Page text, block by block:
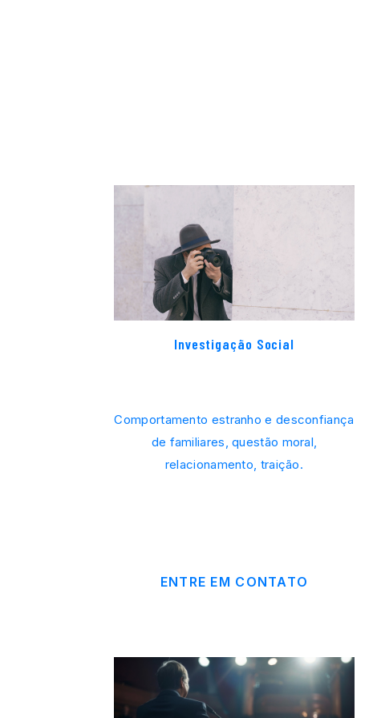
Investigação Social
Comportamento estranho e desconfiança
de familiares, questão moral,
relacionamento, traição.
ENTRE EM CONTATO